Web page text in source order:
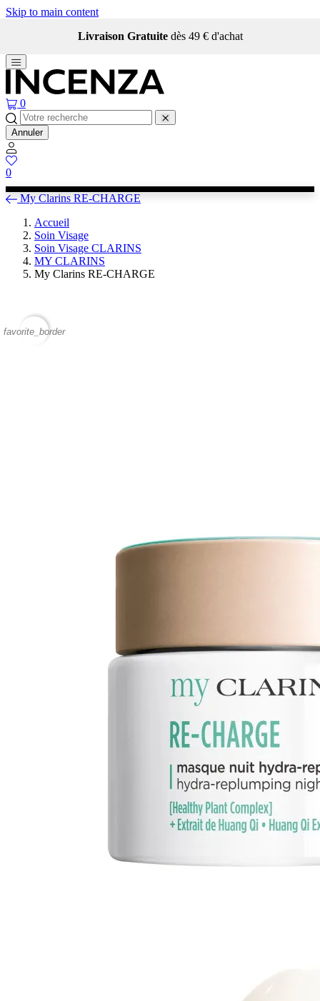
Skip to main content
Livraison Gratuite dès 49 € d'achat
0
Annuler
0
My Clarins RE-CHARGE
Accueil
Soin Visage
Soin Visage CLARINS
MY CLARINS
My Clarins RE-CHARGE
favorite_border